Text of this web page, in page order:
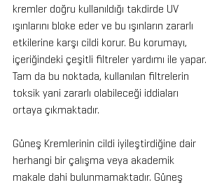
kremler doğru kullanıldığı takdirde UV
ışınlarını bloke eder ve bu ışınların zararlı
etkilerine karşı cildi korur. Bu korumayı,
içeriğindeki çeşitli filtreler yardımı ile yapar.
Tam da bu noktada, kullanılan filtrelerin
toksik yani zararlı olabileceği iddiaları
ortaya çıkmaktadır.
Güneş Kremlerinin cildi iyileştirdiğine dair
herhangi bir çalışma veya akademik
makale dahi bulunmamaktadır. Güneş